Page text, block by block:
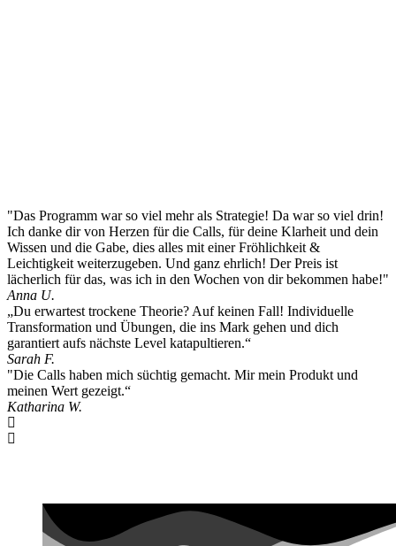
"Das Programm war so viel mehr als Strategie! Da war so viel drin!
Ich danke dir von Herzen für die Calls, für deine Klarheit und dein
Wissen und die Gabe, dies alles mit einer Fröhlichkeit &
Leichtigkeit weiterzugeben. Und ganz ehrlich! Der Preis ist
lächerlich für das, was ich in den Wochen von dir bekommen habe!"
Anna U.
„Du erwartest trockene Theorie? Auf keinen Fall! Individuelle
Transformation und Übungen, die ins Mark gehen und dich
garantiert aufs nächste Level katapultieren.“
Sarah F.
"Die Calls haben mich süchtig gemacht. Mir mein Produkt und
meinen Wert gezeigt.“
Katharina W.